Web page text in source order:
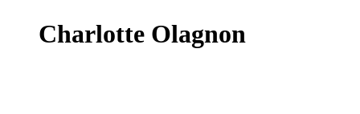
Charlotte Olagnon